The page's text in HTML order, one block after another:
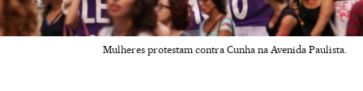
Mulheres protestam contra Cunha na Avenida Paulista.